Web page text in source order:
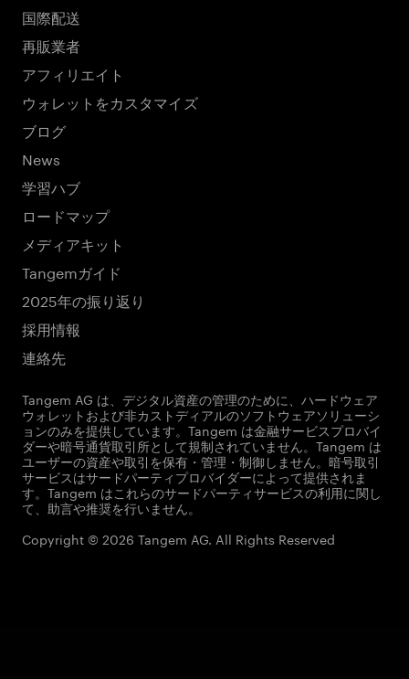
国際配送
再販業者
アフィリエイト
ウォレットをカスタマイズ
ブログ
News
学習ハブ
ロードマップ
メディアキット
Tangemガイド
2025年の振り返り
採用情報
連絡先
Tangem AG は、デジタル資産の管理のために、ハードウェア
ウォレットおよび非カストディアルのソフトウェアソリューシ
ョンのみを提供しています。Tangem は金融サービスプロバイ
ダーや暗号通貨取引所として規制されていません。Tangem は
ユーザーの資産や取引を保有・管理・制御しません。暗号取引
サービスはサードパーティプロバイダーによって提供されま
す。Tangem はこれらのサードパーティサービスの利用に関し
て、助言や推奨を行いません。